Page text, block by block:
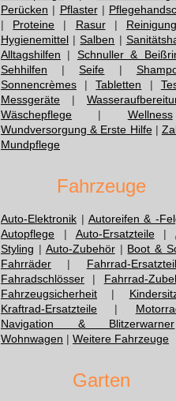
Perücken | Pflaster|
| Proteine | Rasur|
Hygienemittel |Salben |
Alltagshilfen | Schnuller &
Sehhilfen |Seife |
Sonnencrèmes |Tabletten |
Messgeräte |
Wäschepflege | Wellness
Wundversorgung & Erste Hilfe|
Mundpflege
Fahrzeuge
Auto-Elektronik | Autoreifen & -
Autopflege | Auto-Ersatzteile|
Styling | Auto-Zubehör| Boot &
Fahrräder | Fahrrad-
Fahradschlösser | Fahrrad-
Fahrzeugsicherheit |
Kraftrad-Ersatzteile |
Navigation & Blitzerwarner
Wohnwagen | Weitere Fahrzeuge
Garten